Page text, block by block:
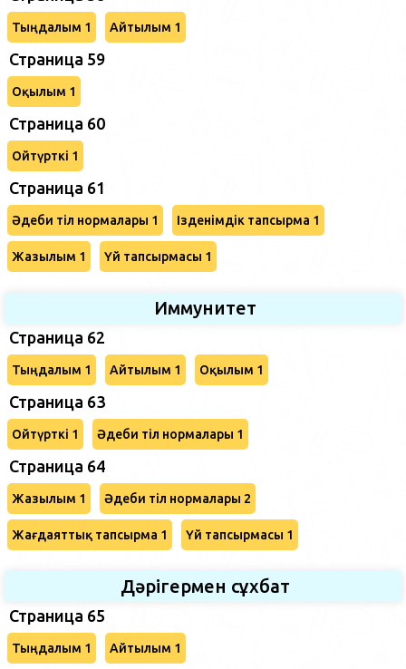
Тыңдалым 1 Айтылым 1
Страница 59
Оқылым 1
Страница 60
Ойтүрткі 1
Страница 61
Әдеби тіл нормалары 1 Ізденімдік тапсырма 1
Жазылым 1 Үй тапсырмасы 1
Иммунитет
Страница 62
Тыңдалым 1 Айтылым 1 Оқылым 1
Страница 63
Ойтүрткі 1 Әдеби тіл нормалары 1
Страница 64
Жазылым 1 Әдеби тіл нормалары 2
Жағдаяттық тапсырма 1 Үй тапсырмасы 1
Дәрігермен сұхбат
Страница 65
Тыңдалым 1 Айтылым 1